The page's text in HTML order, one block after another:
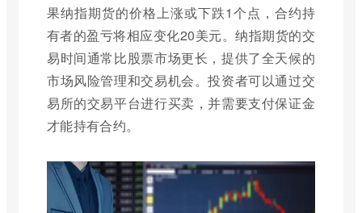
果纳指期货的价格上涨或下跌1个点，合约持
有者的盈亏将相应变化20美元。纳指期货的交
易时间通常比股票市场更长，提供了全天候的
市场风险管理和交易机会。投资者可以通过交
易所的交易平台进行买卖，并需要支付保证金
才能持有合约。